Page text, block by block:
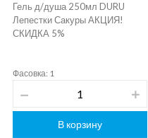
Гель д/душа 250мл DURU
Лепестки Сакуры АКЦИЯ!
СКИДКА 5%
Фасовка: 1
В корзину